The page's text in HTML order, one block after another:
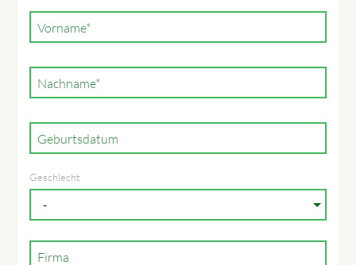
Pflichtfeld
Vorname*
Pflichtfeld
Nachname*
Geburtsdatum
Geschlecht
Firma